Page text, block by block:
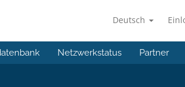
Deutsch
Netzwerkstatus Partner